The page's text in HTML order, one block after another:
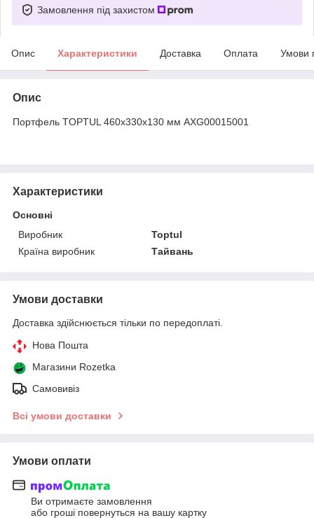
Замовлення під захистом
Опис Характеристики Доставка Оплата Умови
Опис
Портфель TOPTUL 460x330x130 мм AXG00015001
Характеристики
Основні
Виробник
Toptul
Країна виробник
Тайвань
Умови доставки
Доставка здійснюється тільки по передоплаті.
Нова Пошта
Магазини Rozetka
Самовивіз
Всі умови доставки
Умови оплати
Ви отримаєте замовлення
або гроші повернуться на вашу картку